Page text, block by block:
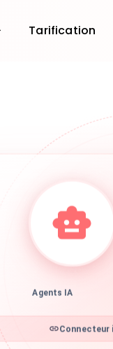
Tarification
Agents IA
Connecteur